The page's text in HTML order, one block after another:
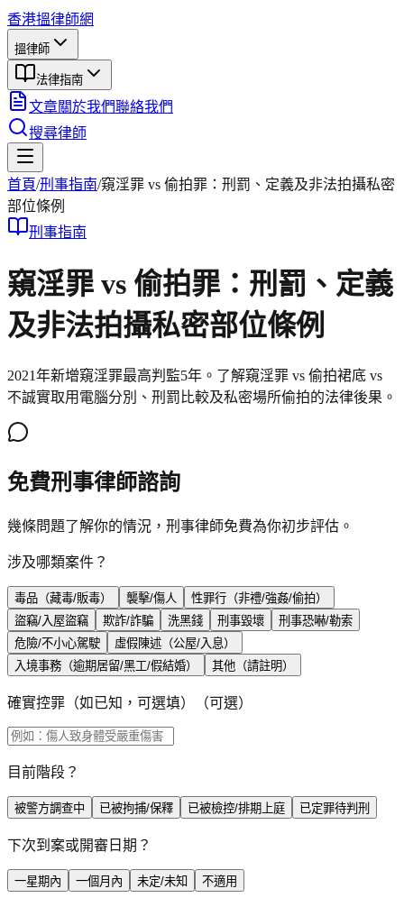
香港搵律師網
搵律師
法律指南
文章關於我們聯絡我們
搜尋律師
首頁/刑事指南/窺淫罪 vs 偷拍罪：刑罰、定義及非法拍攝私密
部位條例
刑事指南
窺淫罪 vs 偷拍罪：刑罰、定義
及非法拍攝私密部位條例
2021年新增窺淫罪最高判監5年。了解窺淫罪 vs 偷拍裙底 vs
不誠實取用電腦分別、刑罰比較及私密場所偷拍的法律後果。
免費刑事律師諮詢
幾條問題了解你的情況，刑事律師免費為你初步評估。
涉及哪類案件？
毒品（藏毒/販毒） 襲擊/傷人
性罪行（非禮/強姦/偷拍）
盜竊/入屋盜竊
欺詐/詐騙 洗黑錢 刑事毀壞
刑事恐嚇/勒索
危險/不小心駕駛
虛假陳述（公屋/入息）
入境事務（逾期居留/黑工/假結婚）
其他（請註明）
確實控罪（如已知，可選填） （可選）
目前階段？
被警方調查中 已被拘捕/保釋 已被檢控/排期上庭 已定罪待判刑
下次到案或開審日期？
一星期內 一個月內 未定/未知 不適用